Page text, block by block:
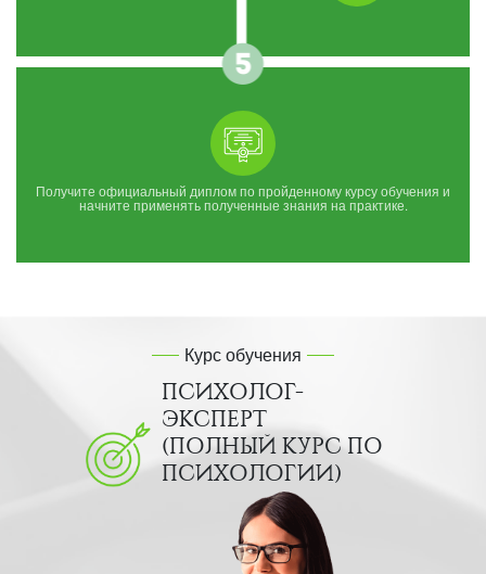
Получите официальный диплом по пройденному курсу обучения и
начните применять полученные знания на практике.
Курс обучения
ПСИХОЛОГ-
ЭКСПЕРТ
(ПОЛНЫЙ КУРС ПО
ПСИХОЛОГИИ)